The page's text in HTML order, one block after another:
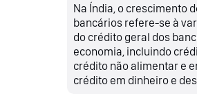
Na Índia, o crescimento
bancários refere-se à
do crédito geral dos
economia, incluindo
crédito não alimentar e
crédito em dinheiro e